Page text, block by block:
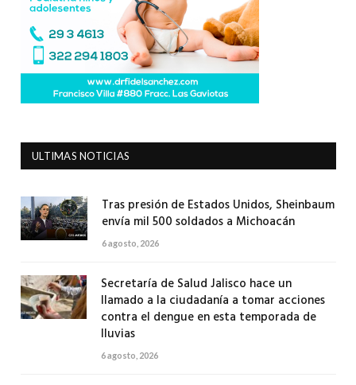
ULTIMAS NOTICIAS
Tras presión de Estados Unidos, Sheinbaum
envía mil 500 soldados a Michoacán
6 agosto, 2026
Secretaría de Salud Jalisco hace un
llamado a la ciudadanía a tomar acciones
contra el dengue en esta temporada de
lluvias
6 agosto, 2026